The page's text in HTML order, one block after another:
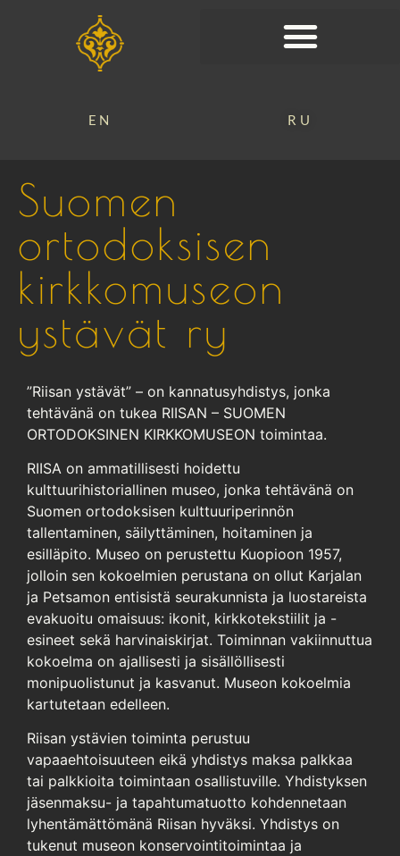
EN RU
Suomen
ortodoksisen
kirkkomuseon
ystävät ry
”Riisan ystävät” – on kannatusyhdistys, jonka
tehtävänä on tukea RIISAN – SUOMEN
ORTODOKSINEN KIRKKOMUSEON toimintaa.
RIISA on ammatillisesti hoidettu
kulttuurihistoriallinen museo, jonka tehtävänä on
Suomen ortodoksisen kulttuuriperinnön
tallentaminen, säilyttäminen, hoitaminen ja
esilläpito. Museo on perustettu Kuopioon 1957,
jolloin sen kokoelmien perustana on ollut Karjalan
ja Petsamon entisistä seurakunnista ja luostareista
evakuoitu omaisuus: ikonit, kirkkotekstiilit ja -
esineet sekä harvinaiskirjat. Toiminnan vakiinnuttua
kokoelma on ajallisesti ja sisällöllisesti
monipuolistunut ja kasvanut. Museon kokoelmia
kartutetaan edelleen.
Riisan ystävien toiminta perustuu
vapaaehtoisuuteen eikä yhdistys maksa palkkaa
tai palkkioita toimintaan osallistuville. Yhdistyksen
jäsenmaksu- ja tapahtumatuotto kohdennetaan
lyhentämättömänä Riisan hyväksi. Yhdistys on
tukenut museon konservointitoimintaa ja